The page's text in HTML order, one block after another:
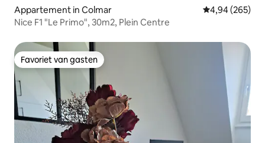
Appartement in Colmar Gemiddelde
4,94 (265)
Nice F1 "Le Primo", 30m2, Plein Centre
Favoriet van gasten
Favoriet van gasten